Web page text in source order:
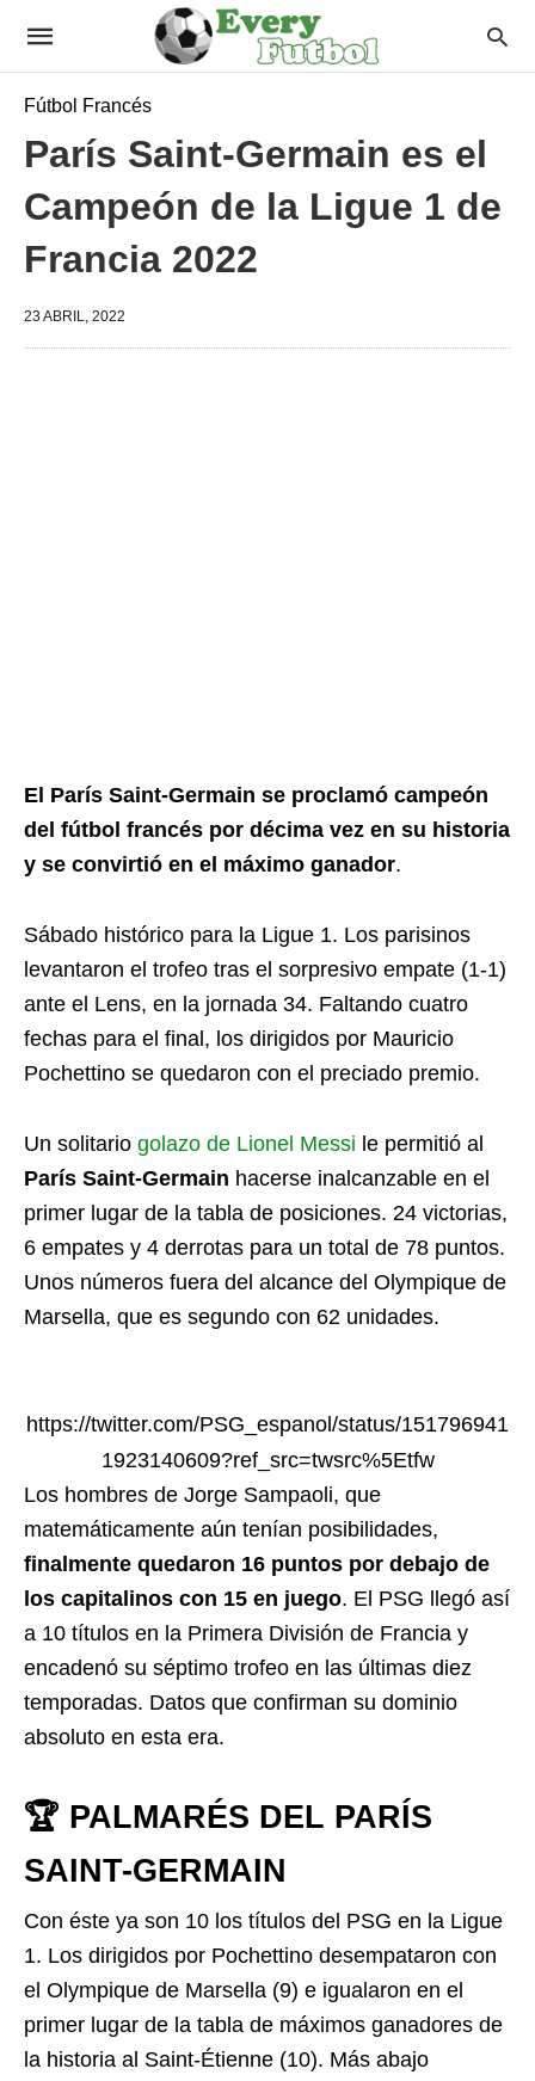
Fútbol Francés
París Saint-Germain es el
Campeón de la Ligue 1 de
Francia 2022
23 ABRIL, 2022
El París Saint-Germain se proclamó campeón
del fútbol francés por décima vez en su historia
y se convirtió en el máximo ganador.
Sábado histórico para la Ligue 1. Los parisinos
levantaron el trofeo tras el sorpresivo empate (1-1)
ante el Lens, en la jornada 34. Faltando cuatro
fechas para el final, los dirigidos por Mauricio
Pochettino se quedaron con el preciado premio.
Un solitario golazo de Lionel Messi le permitió al
París Saint-Germain hacerse inalcanzable en el
primer lugar de la tabla de posiciones. 24 victorias,
6 empates y 4 derrotas para un total de 78 puntos.
Unos números fuera del alcance del Olympique de
Marsella, que es segundo con 62 unidades.
https://twitter.com/PSG_espanol/status/151796941
1923140609?ref_src=twsrc%5Etfw
Los hombres de Jorge Sampaoli, que
matemáticamente aún tenían posibilidades,
finalmente quedaron 16 puntos por debajo de
los capitalinos con 15 en juego. El PSG llegó así
a 10 títulos en la Primera División de Francia y
encadenó su séptimo trofeo en las últimas diez
temporadas. Datos que confirman su dominio
absoluto en esta era.
🏆 PALMARÉS DEL PARÍS
SAINT-GERMAIN
Con éste ya son 10 los títulos del PSG en la Ligue
1. Los dirigidos por Pochettino desempataron con
el Olympique de Marsella (9) e igualaron en el
primer lugar de la tabla de máximos ganadores de
la historia al Saint-Étienne (10). Más abajo